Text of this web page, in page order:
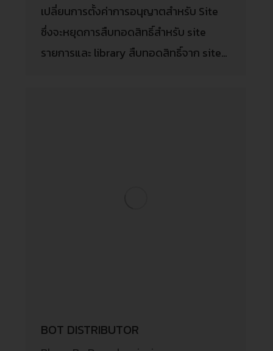
เปลี่ยนการตั้งค่าการอนุญาตสำหรับ Site
ซึ่งจะหยุดการสืบทอดสิทธิ์สำหรับ site
รายการและ library สืบทอดสิทธิ์จาก site…
BOT DISTRIBUTOR